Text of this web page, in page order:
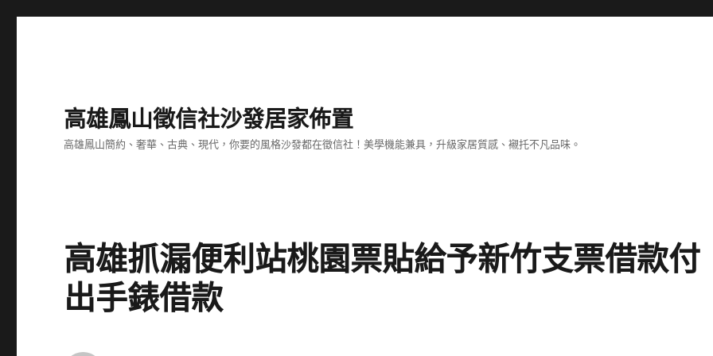
高雄鳳山徵信社沙發居家佈置
高雄鳳山簡約、奢華、古典、現代，你要的風格沙發都在徵信社！美學機能兼具，升級家居質感、襯托不凡品味。
高雄抓漏便利站桃園票貼給予新竹支票借款付
出手錶借款